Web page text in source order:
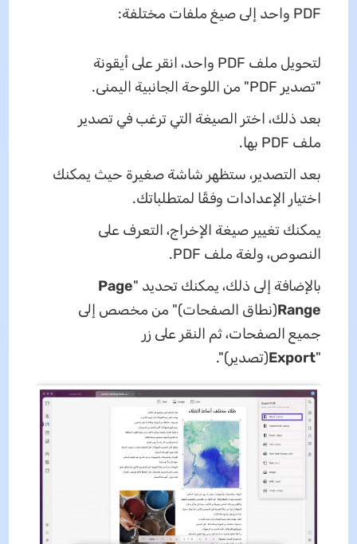
PDF واحد إلى صيغ ملفات مختلفة:
لتحويل ملف PDF واحد، انقر على أيقونة
"تصدير PDF" من اللوحة الجانبية اليمنى.
بعد ذلك، اختر الصيغة التي ترغب في تصدير
ملف PDF بها.
بعد التصدير، ستظهر شاشة صغيرة حيث يمكنك
اختيار الإعدادات وفقًا لمتطلباتك.
يمكنك تغيير صيغة الإخراج، التعرف على
النصوص، ولغة ملف PDF.
بالإضافة إلى ذلك، يمكنك تحديد "Page
Range(نطاق الصفحات)" من مخصص إلى
جميع الصفحات، ثم النقر على زر
"
Export(تصدير)".